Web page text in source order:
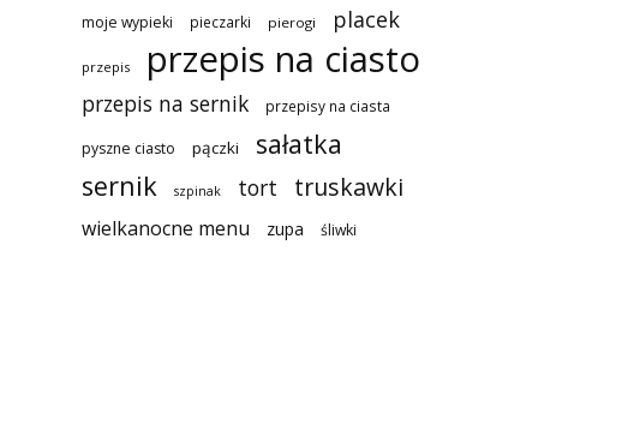
moje wypieki pieczarki pierogi placek
przepis przepis na ciasto
przepis na sernik przepisy na ciasta
pyszne ciasto pączki
sałatka
sernik
szpinak tort truskawki
wielkanocne menu zupa śliwki